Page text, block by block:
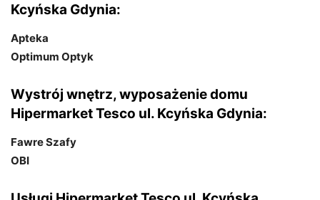
Kcyńska Gdynia:
Apteka
Optimum Optyk
Wystrój wnętrz, wyposażenie domu
Hipermarket Tesco ul. Kcyńska Gdynia:
Fawre Szafy
OBI